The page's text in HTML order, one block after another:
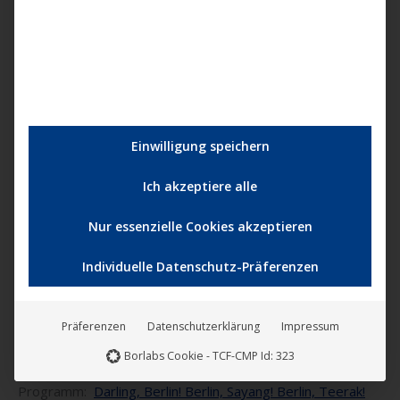
Weitere Informationen über das Festival und das
Programm: Darling, Berlin! Berlin, Sayang! Berlin, Teerak!
Einwilligung speichern
Ich akzeptiere alle
Nur essenzielle Cookies akzeptieren
Individuelle Datenschutz-Präferenzen
Präferenzen Datenschutzerklärung
Impressum
Borlabs Cookie - TCF-CMP Id: 323